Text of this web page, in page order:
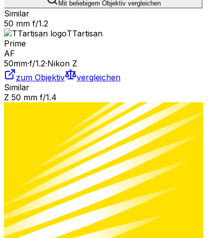
Mit beliebigem Objektiv vergleichen
Similar
50 mm f/1.2
TTartisan
Prime
AF
50mm·f/1.2·Nikon Z
zum Objektiv
vergleichen
Similar
Z 50 mm f/1.4